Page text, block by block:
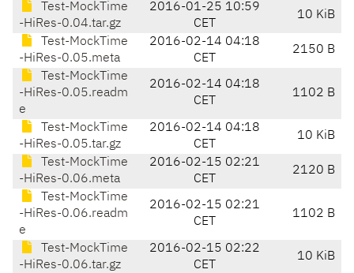
Test-MockTime
-HiRes-0.04.tar.gz
2016-01-25 10:59
CET
10 KiB
Test-MockTime
-HiRes-0.05.meta
2016-02-14 04:18
CET
2150 B
Test-MockTime
-HiRes-0.05.readm
e
2016-02-14 04:18
CET
1102 B
Test-MockTime
-HiRes-0.05.tar.gz
2016-02-14 04:18
CET
10 KiB
Test-MockTime
-HiRes-0.06.meta
2016-02-15 02:21
CET
2120 B
Test-MockTime
-HiRes-0.06.readm
e
2016-02-15 02:21
CET
1102 B
Test-MockTime
-HiRes-0.06.tar.gz
2016-02-15 02:22
CET
10 KiB